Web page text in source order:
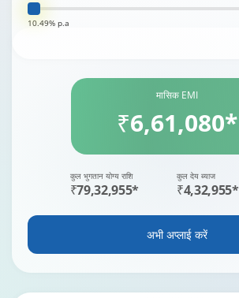
10.49% p.a
मासिक EMI
₹6,61,080*
कुल भुगतान योग्य राशि
₹79,32,955*
कुल देय ब्याज
₹4,32,955*
अभी अप्लाई करें